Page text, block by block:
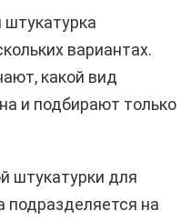
вариантах.
какой вид
и подбирают только
штукатурки для
подразделяется на